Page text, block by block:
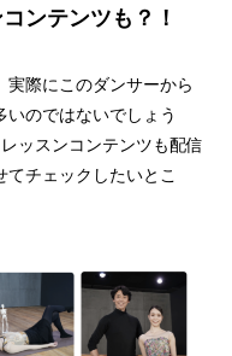
ンテンツも？！
際にこのダンサーから
いのではないでしょう
ッスンコンテンツも配信
チェックしたいとこ